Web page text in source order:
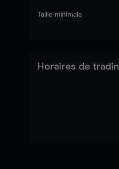
Taille minimale
Horaires de